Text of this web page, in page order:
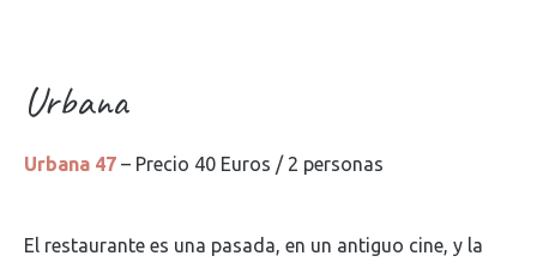
Urbana
Urbana 47 – Precio 40 Euros / 2 personas
El restaurante es una pasada, en un antiguo cine, y la